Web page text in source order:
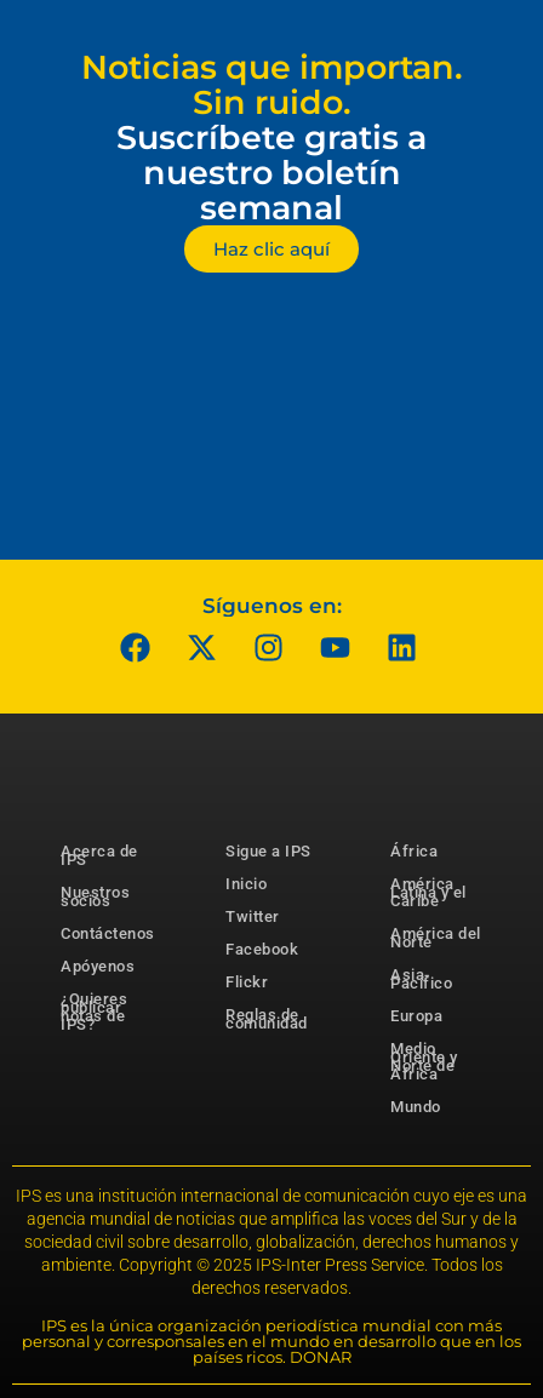
Noticias que importan.
Sin ruido.
Suscríbete gratis a
nuestro boletín
semanal
Haz clic aquí
Síguenos en:
Acerca de
IPS
Nuestros
socios
Contáctenos
Apóyenos
¿Quieres
publicar
notas de
IPS?
Sigue a IPS
Inicio
Twitter
Facebook
Flickr
Reglas de
comunidad
África
América
Latina y el
Caribe
América del
Norte
Asia-
Pacífico
Europa
Medio
Oriente y
Norte de
África
Mundo
IPS es una institución internacional de comunicación cuyo eje es una
agencia mundial de noticias que amplifica las voces del Sur y de la
sociedad civil sobre desarrollo, globalización, derechos humanos y
ambiente. Copyright © 2025 IPS-Inter Press Service. Todos los
derechos reservados.
IPS es la única organización periodística mundial con más
personal y corresponsales en el mundo en desarrollo que en los
países ricos. DONAR